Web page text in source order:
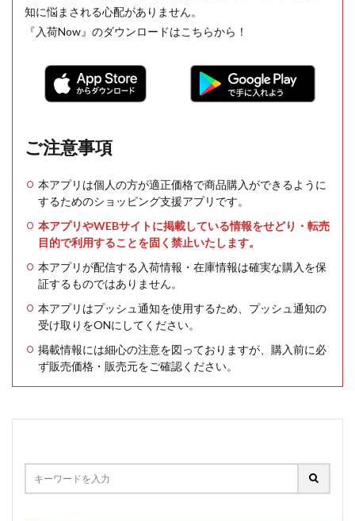
知に悩まされる心配がありません。
『入荷Now』のダウンロードはこちらから！
ご注意事項
本アプリは個人の方が適正価格で商品購入ができるように
するためのショッピング支援アプリです。
本アプリやWEBサイトに掲載している情報をせどり・転売
目的で利用することを固く禁止いたします。
本アプリが配信する入荷情報・在庫情報は確実な購入を保
証するものではありません。
本アプリはプッシュ通知を使用するため、プッシュ通知の
受け取りをONにしてください。
掲載情報には細心の注意を図っておりますが、購入前に必
ず販売価格・販売元をご確認ください。